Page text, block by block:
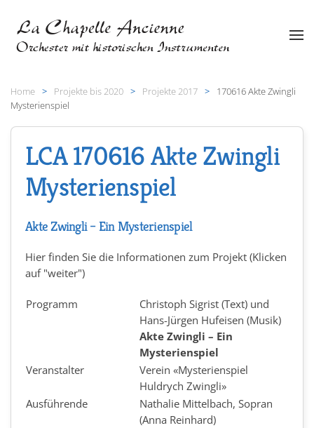
Zum Hauptinhalt springen
Home Projekte bis 2020 Projekte 2017
170616 Akte Zwingli
Mysterienspiel
LCA 170616 Akte Zwingli
Mysterienspiel
Akte Zwingli – Ein Mysterienspiel
Hier finden Sie die Informationen zum Projekt (Klicken
auf "weiter")
Programm
Christoph Sigrist (Text) und
Hans-Jürgen Hufeisen (Musik)
Akte Zwingli – Ein
Mysterienspiel
Veranstalter
Verein «Mysterienspiel
Huldrych Zwingli»
Ausführende
Nathalie Mittelbach, Sopran
(Anna Reinhard)